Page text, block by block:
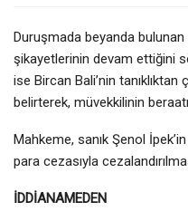
Duruşmada beyanda bulunan
şikayetlerinin devam ettiğini
ise Bircan Bali’nin tanıklıktan
belirterek, müvekkilinin
Mahkeme, sanık Şenol
para cezasıyla
İDDİANAMEDEN